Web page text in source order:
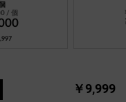
/ 個
￥9,999